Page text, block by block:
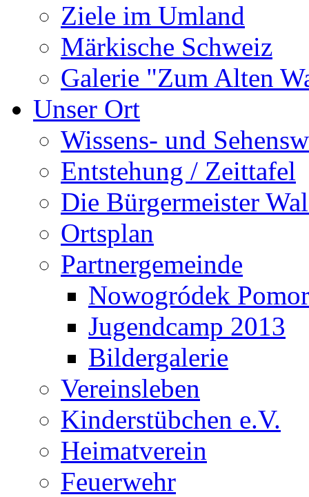
Ziele im Umland
Märkische Schweiz
Galerie "Zum Alten
Unser Ort
Wissens- und
Entstehung / Zeittafel
Die Bürgermeister
Ortsplan
Partnergemeinde
Nowogródek
Jugendcamp 2013
Bildergalerie
Vereinsleben
Kinderstübchen e.V.
Heimatverein
Feuerwehr